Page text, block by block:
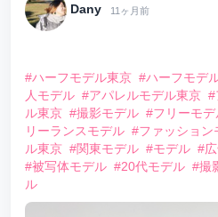
Dany 11ヶ月前
#ハーフモデル東京 #ハーフモデ
人モデル #アパレルモデル東京 #
ル東京 #撮影モデル #フリーモ
リーランスモデル #ファッション
ル東京 #関東モデル #モデル #
#被写体モデル #20代モデル #撮
ル